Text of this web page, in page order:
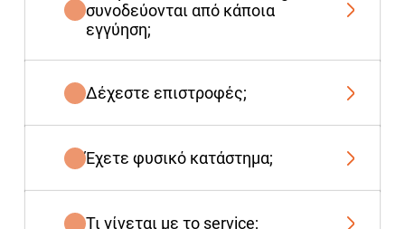
συνοδεύονται από κάποια
εγγύηση;
Δέχεστε επιστροφές;
Έχετε φυσικό κατάστημα;
Τι γίνεται με το service;